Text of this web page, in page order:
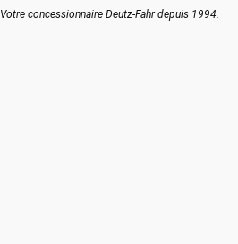
Votre concessionnaire Deutz-Fahr depuis 1994.